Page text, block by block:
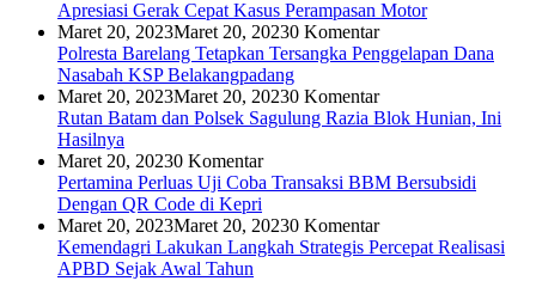
Apresiasi Gerak Cepat Kasus Perampasan Motor
Maret 20, 2023Maret 20, 20230 Komentar
Polresta Barelang Tetapkan Tersangka Penggelapan Dana
Nasabah KSP Belakangpadang
Maret 20, 2023Maret 20, 20230 Komentar
Rutan Batam dan Polsek Sagulung Razia Blok Hunian, Ini
Hasilnya
Maret 20, 20230 Komentar
Pertamina Perluas Uji Coba Transaksi BBM Bersubsidi
Dengan QR Code di Kepri
Maret 20, 2023Maret 20, 20230 Komentar
Kemendagri Lakukan Langkah Strategis Percepat Realisasi
APBD Sejak Awal Tahun